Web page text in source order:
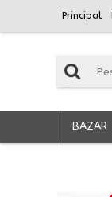
Principal
BAZAR